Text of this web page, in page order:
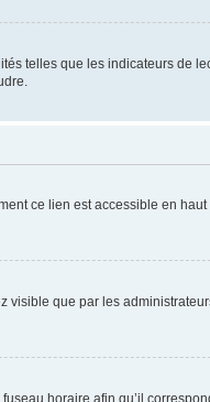
telles que les indicateurs de
ce lien est accessible en
visible que par les
horaire afin qu’il